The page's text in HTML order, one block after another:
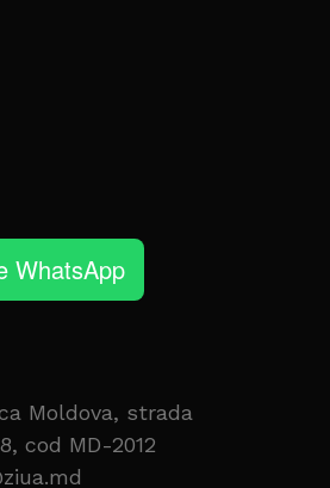
WhatsApp
Moldova, strada
cod MD-2012